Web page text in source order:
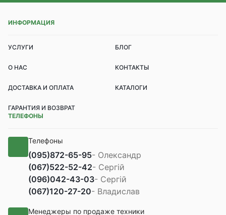
ИНФОРМАЦИЯ
УСЛУГИ БЛОГ
О НАС КОНТАКТЫ
ДОСТАВКА И ОПЛАТА КАТАЛОГИ
ГАРАНТИЯ И ВОЗВРАТ
ТЕЛЕФОНЫ
Телефоны
(095)872-65-95- Олександр
(067)522-52-42- Сергій
(096)042-43-03- Сергій
(067)120-27-20- Владислав
Менеджеры по продаже техники